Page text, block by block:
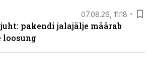
07.08.26, 11:18
pakendi jalajälje määrab